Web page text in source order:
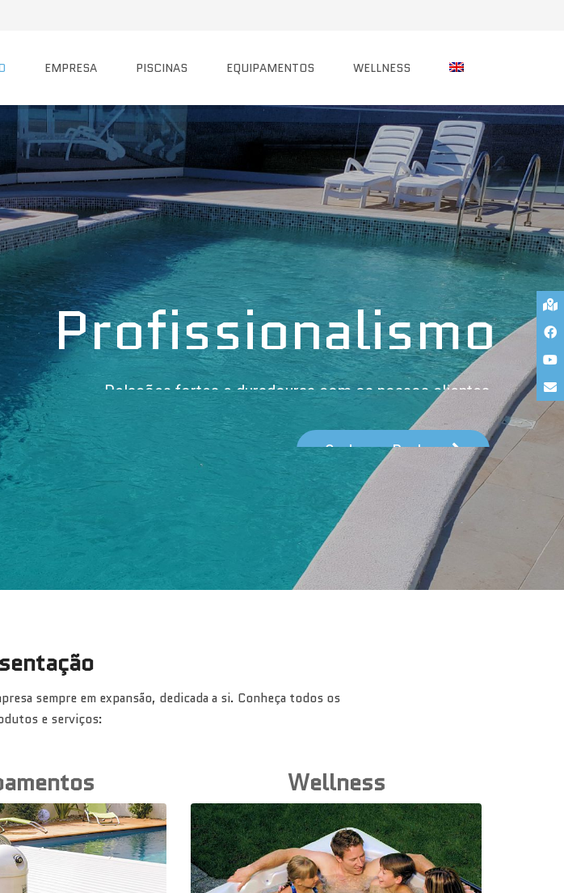
EMPRESA PISCINAS EQUIPAMENTOS WELLNESS
Conheça a Poolarea
Relações fortes e duradouras com os nossos clientes
Profissionalismo
e Confiança
sempre em expansão, dedicada a si. Conheça todos os
e serviços:
Wellness